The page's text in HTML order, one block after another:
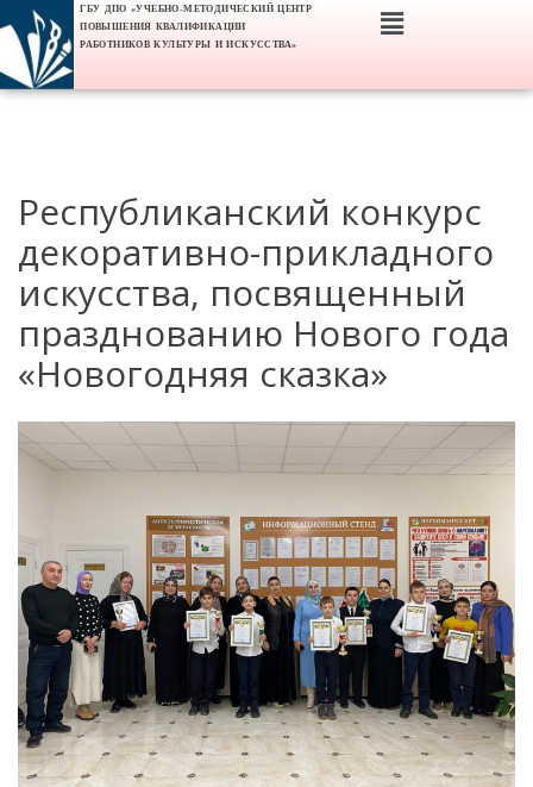
ГБУ ДПО «УЧЕБНО-МЕТОДИЧЕСКИЙ ЦЕНТР
ПОВЫШЕНИЯ КВАЛИФИКАЦИИ
РАБОТНИКОВ КУЛЬТУРЫ И ИСКУССТВА»
Республиканский конкурс
декоративно-прикладного
искусства, посвященный
празднованию Нового года
«Новогодняя сказка»